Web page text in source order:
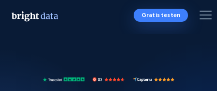
Gratis testen